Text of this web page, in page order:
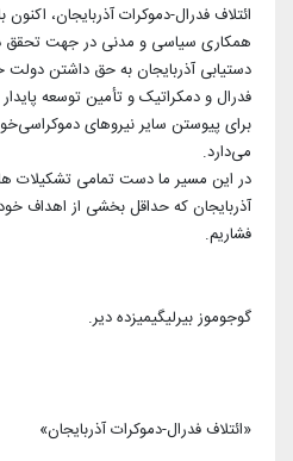
ائتلاف فدرال-دموکرات آذربایجان، اکنون
همکاری سیاسی و مدنی در جهت تحقق
دستیابی آذربایجان به حق داشتن
فدرال و دمکراتیک و تأمین توسعه
برای پیوستن سایر نیروهای
می‌دارد.
در این مسیر ما دست تمامی تشکیلات
آذربایجان که حداقل بخشی از اهداف
فشاریم.
گوجوموز بیرلیگیمیزده دیر.
«ائتلاف فدرال-دموکرات آذربایجان»